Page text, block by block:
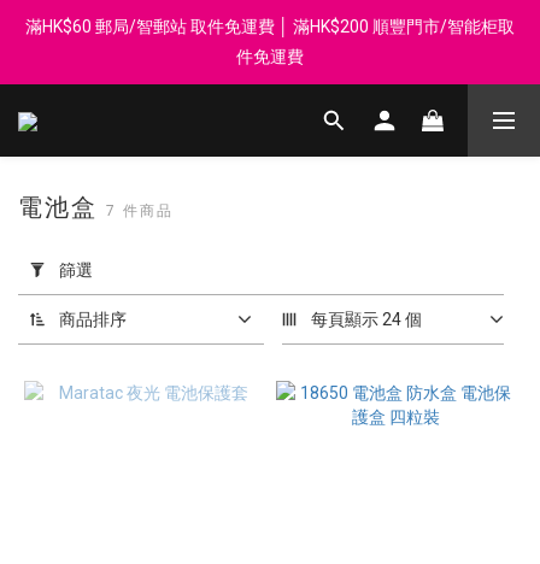
登記會員享每$50回贈$1 │ 滿HK$899 送 N-rit Campack Towel 吸
汗毛巾 韓國制 送完即止
滿HK$60 郵局/智郵站 取件免運費 │ 滿HK$200 順豐門市/智能柜取
件免運費
Whatsapp 98569349 │ 歡迎團體採購, 報價查詢, 接受採購卡
登記會員享每$50回贈$1 │ 滿HK$899 送 N-rit Campack Towel 吸
用
篩
選
(0/20)
價格
電池盒 7 件商品
篩選
商品排序 每頁顯示 24 個